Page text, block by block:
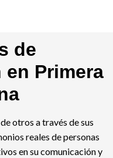
de
Primera
otros a través de sus
reales de personas
en su comunicación y